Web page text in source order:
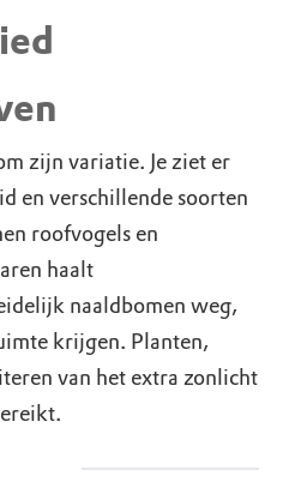
zijn variatie. Je ziet er
en verschillende soorten
roofvogels en
haalt
naaldbomen weg,
krijgen. Planten,
van het extra zonlicht